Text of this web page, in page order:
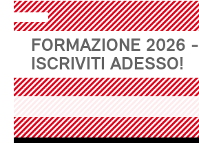
FORMAZIONE 2026 -
ISCRIVITI ADESSO!